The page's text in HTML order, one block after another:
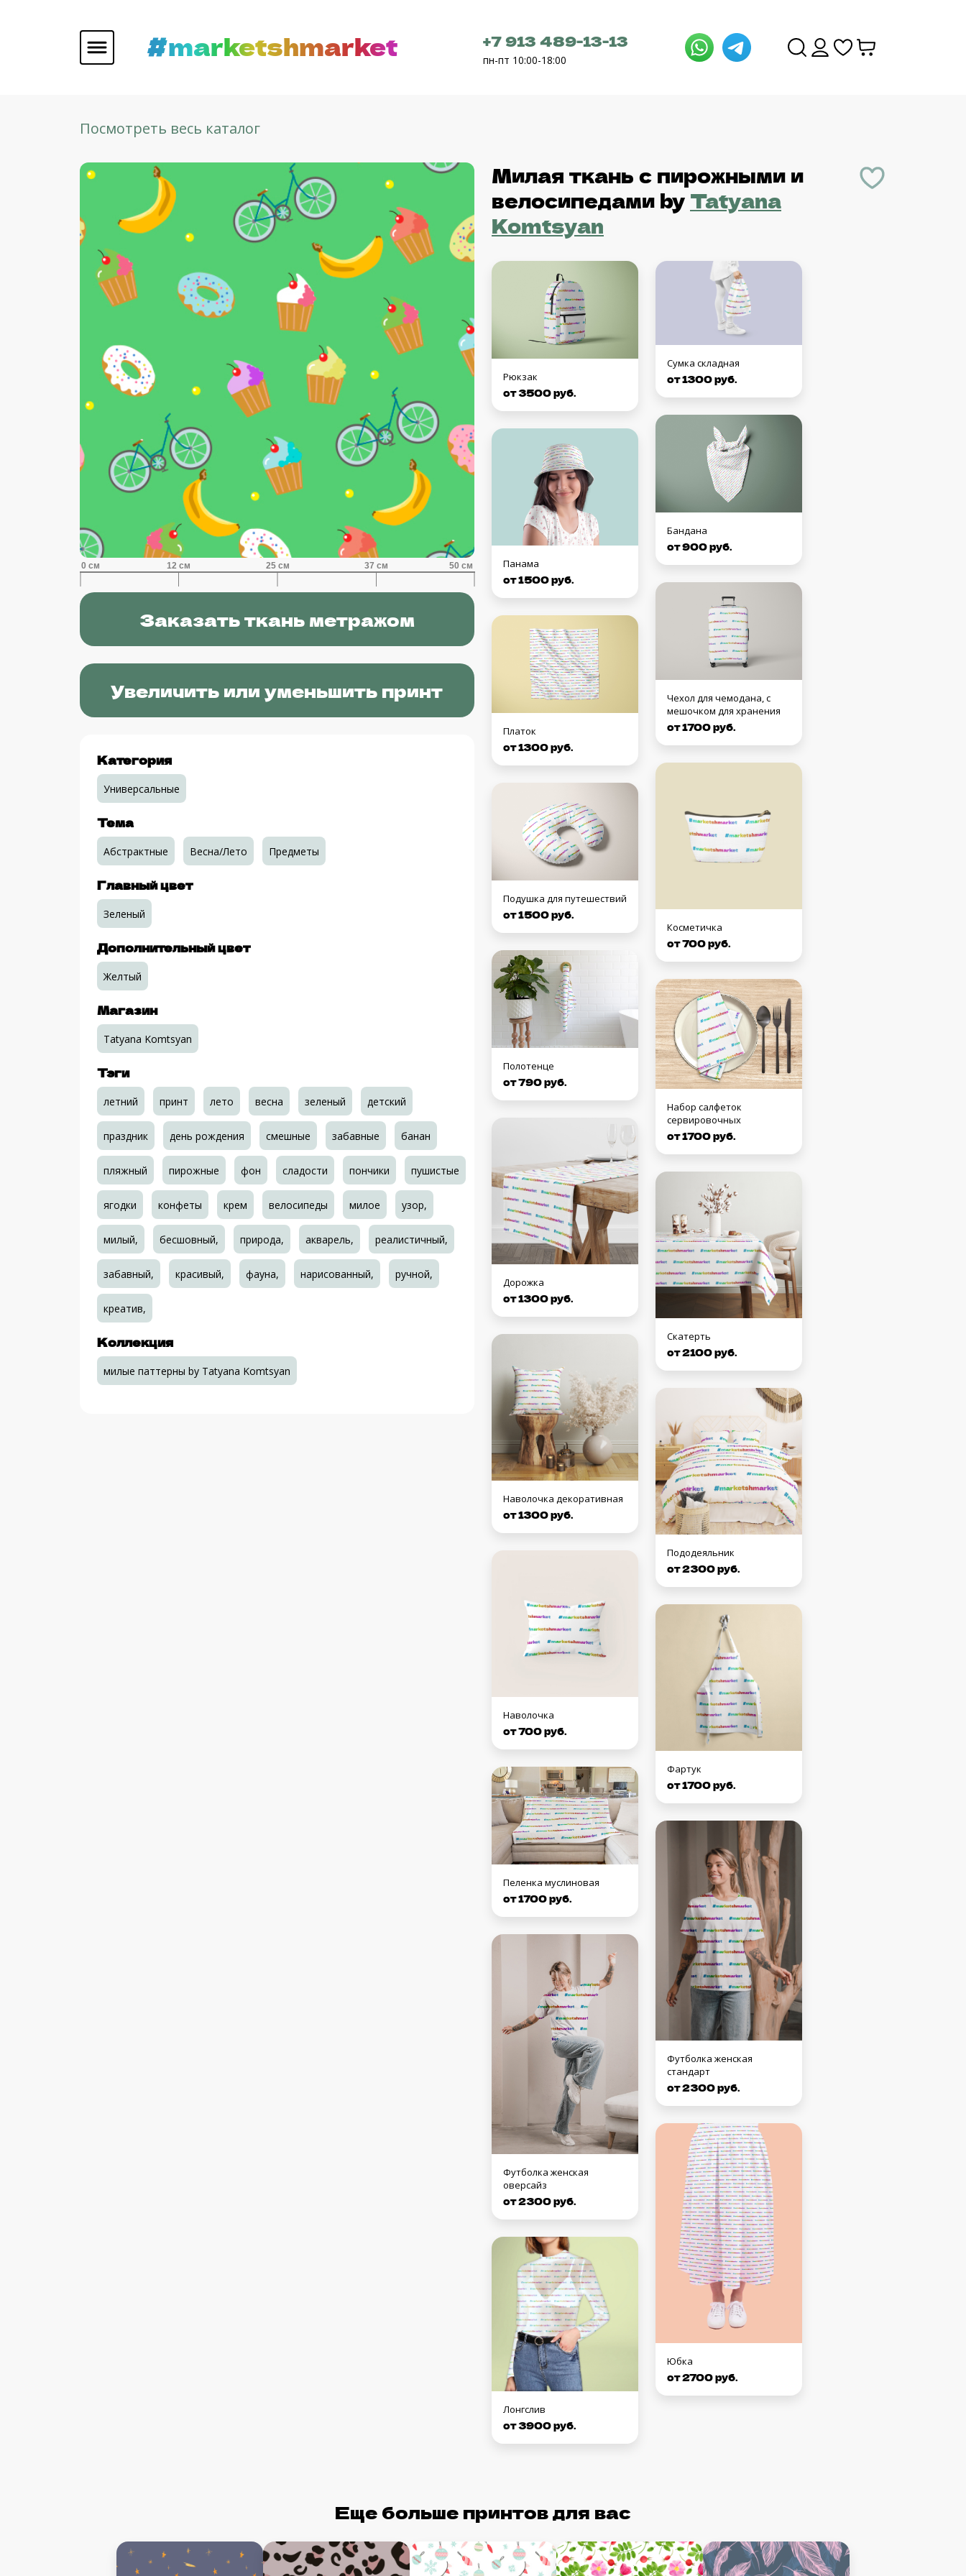
#marketshmarket +7 913 489-13-13
пн-пт 10:00-18:00
Посмотреть весь каталог
Милая ткань с пирожными и
велосипедами by Tatyana
Komtsyan
Рюкзак
от 3500 руб.
Панама
от 1500 руб.
Платок
от 1300 руб.
Подушка для путешествий
от 1500 руб.
Полотенце
от 790 руб.
Дорожка
от 1300 руб.
Наволочка декоративная
от 1300 руб.
Наволочка
от 700 руб.
Пеленка муслиновая
от 1700 руб.
Футболка женская
оверсайз
от 2300 руб.
Лонгслив
от 3900 руб.
Сумка складная
от 1300 руб.
Бандана
от 900 руб.
Чехол для чемодана, с
мешочком для хранения
от 1700 руб.
Косметичка
от 700 руб.
Набор салфеток
сервировочных
от 1700 руб.
Скатерть
от 2100 руб.
Пододеяльник
от 2300 руб.
Фартук
от 1700 руб.
Футболка женская
стандарт
от 2300 руб.
Юбка
от 2700 руб.
Заказать ткань метражом
Увеличить или уменьшить принт
Категория
Универсальные
Тема
Абстрактные Весна/Лето Предметы
Главный цвет
Зеленый
Дополнительный цвет
Желтый
Магазин
Tatyana Komtsyan
Тэги
летний принт лето весна зеленый детский
праздник день рождения смешные забавные банан
пляжный пирожные фон сладости пончики пушистые
ягодки конфеты крем велосипеды милое узор,
милый, бесшовный, природа, акварель, реалистичный,
забавный, красивый, фауна, нарисованный, ручной,
креатив,
Коллекция
милые паттерны by Tatyana Komtsyan
Еще больше принтов для вас